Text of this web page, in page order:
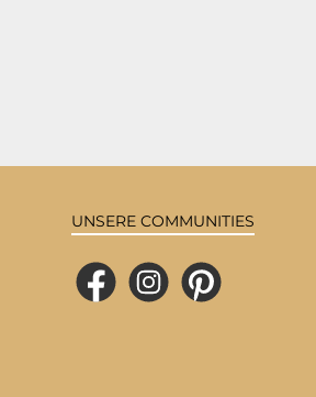
UNSERE COMMUNITIES
FacebookInstagramPinterest